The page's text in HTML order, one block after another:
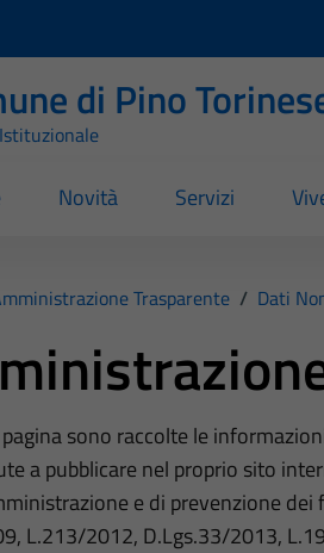
di Pino
Novità Servizi
Trasparente / Dati
sono raccolte le
a pubblicare nel proprio sito
e di prevenzione
L.213/2012, D.Lgs.33/2013,